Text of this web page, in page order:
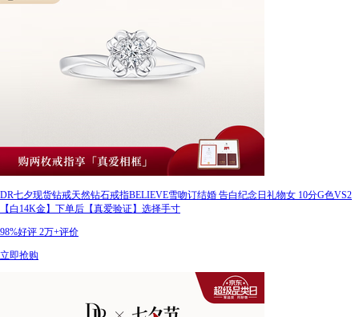
DR七夕现货钻戒天然钻石戒指BELIEVE雪吻订结婚 告白纪念日礼物女 10分G色VS2
【白14K金】下单后【真爱验证】选择手寸
98%好评 2万+评价
立即抢购